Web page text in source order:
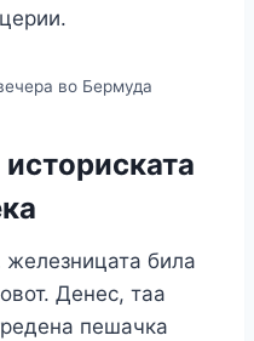
во Бермуда
била
Денес, таа
пешачка